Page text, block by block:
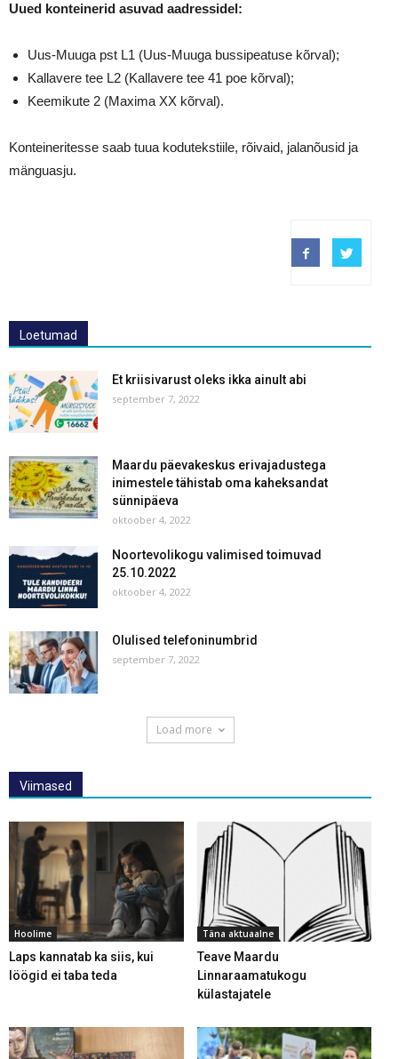
Uued konteinerid asuvad aadressidel:
Uus-Muuga pst L1 (Uus-Muuga bussipeatuse kõrval);
Kallavere tee L2 (Kallavere tee 41 poe kõrval);
Keemikute 2 (Maxima XX kõrval).
Konteineritesse saab tuua kodutekstiile, rõivaid, jalanõusid ja
mänguasju.
Loetumad
Et kriisivarust oleks ikka ainult abi
september 7, 2022
Maardu päevakeskus erivajadustega
inimestele tähistab oma kaheksandat
sünnipäeva
oktoober 4, 2022
Noortevolikogu valimised toimuvad
25.10.2022
oktoober 4, 2022
Olulised telefoninumbrid
september 7, 2022
Load more
Viimased
Hoolime
Laps kannatab ka siis, kui
löögid ei taba teda
Täna aktuaalne
Teave Maardu
Linnaraamatukogu
külastajatele